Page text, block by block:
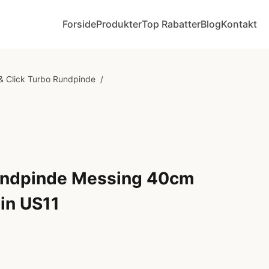
ForsideProdukterTop RabatterBlogKontakt
Click Turbo Rundpinde /
Messing 40cm
US11